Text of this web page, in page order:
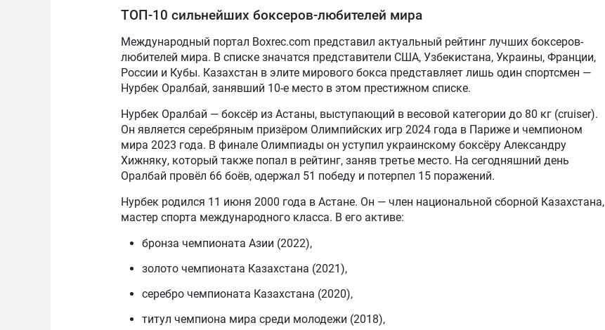
ТОП-10 сильнейших боксеров-любителей мира
Международный портал Boxrec.com представил актуальный рейтинг лучших боксеров-
любителей мира. В списке значатся представители США, Узбекистана, Украины, Франции,
России и Кубы. Казахстан в элите мирового бокса представляет лишь один спортсмен —
Нурбек Оралбай, занявший 10-е место в этом престижном списке.
Нурбек Оралбай — боксёр из Астаны, выступающий в весовой категории до 80 кг (cruiser).
Он является серебряным призёром Олимпийских игр 2024 года в Париже и чемпионом
мира 2023 года. В финале Олимпиады он уступил украинскому боксёру Александру
Хижняку, который также попал в рейтинг, заняв третье место. На сегодняшний день
Оралбай провёл 66 боёв, одержал 51 победу и потерпел 15 поражений.
Нурбек родился 11 июня 2000 года в Астане. Он — член национальной сборной Казахстана,
мастер спорта международного класса. В его активе:
бронза чемпионата Азии (2022),
золото чемпионата Казахстана (2021),
серебро чемпионата Казахстана (2020),
титул чемпиона мира среди молодежи (2018),